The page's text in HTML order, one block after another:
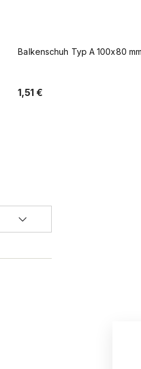
Balkenschuh Typ A 140x180mm
2,72 €